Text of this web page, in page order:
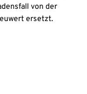
von der
ersetzt.